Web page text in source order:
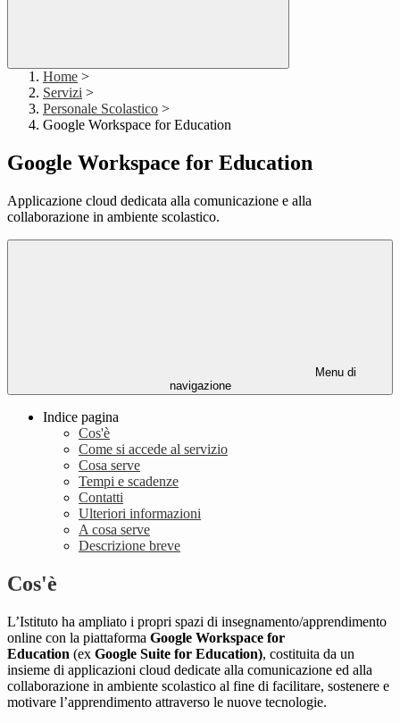
Home >
Servizi >
Personale Scolastico >
Google Workspace for Education
Google Workspace for Education
Applicazione cloud dedicata alla comunicazione e alla
collaborazione in ambiente scolastico.
Menu di
navigazione
Indice pagina
Cos'è
Come si accede al servizio
Cosa serve
Tempi e scadenze
Contatti
Ulteriori informazioni
A cosa serve
Descrizione breve
Cos'è
L’Istituto ha ampliato i propri spazi di insegnamento/apprendimento
online con la piattaforma Google Workspace for
Education (ex Google Suite for Education), costituita da un
insieme di applicazioni cloud dedicate alla comunicazione ed alla
collaborazione in ambiente scolastico al fine di facilitare, sostenere e
motivare l’apprendimento attraverso le nuove tecnologie.